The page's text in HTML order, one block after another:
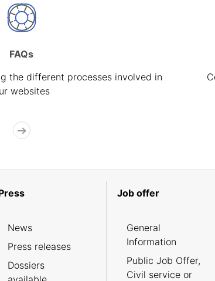
FAQs
the different processes involved in
websites
News
Press releases
Dossiers
Job offer
General
Information
Public Job Offer,
Civil service or